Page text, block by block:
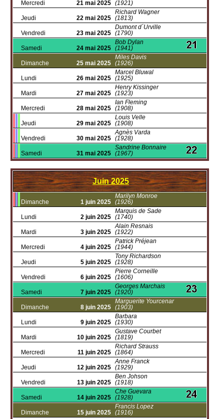
Mercredi 21 mai 2025 (1921)
Jeudi 22 mai 2025
Richard Wagner
(1813)
Vendredi 23 mai 2025
Dumont d´Urville
(1790)
Samedi 24 mai 2025
Bob Dylan
(1941)
Dimanche 25 mai 2025
Miles Davis
(1926)
Lundi 26 mai 2025
Marcel Bluwal
(1925)
Mardi 27 mai 2025
Henry Kissinger
(1923)
Mercredi 28 mai 2025
Ian Fleming
(1908)
Jeudi 29 mai 2025
Louis Velle
(1908)
Vendredi 30 mai 2025
Agnès Varda
(1928)
Samedi 31 mai 2025
Sandrine Bonnaire
(1967)
Juin 2025
Dimanche 1 juin 2025
Marilyn Monroe
(1926)
Lundi 2 juin 2025
Marquis de Sade
(1740)
Mardi 3 juin 2025
Alain Resnais
(1922)
Mercredi 4 juin 2025
Patrick Préjean
(1944)
Jeudi 5 juin 2025
Tony Richardson
(1928)
Vendredi 6 juin 2025
Pierre Corneille
(1606)
Samedi 7 juin 2025
Georges Marchais
(1920)
Dimanche 8 juin 2025
Marguerite Yourcenar
(1903)
Lundi 9 juin 2025
Barbara
(1930)
Mardi 10 juin 2025
Gustave Courbet
(1819)
Mercredi 11 juin 2025
Richard Strauss
(1864)
Jeudi 12 juin 2025
Anne Franck
(1929)
Vendredi 13 juin 2025
Ben Johson
(1918)
Samedi 14 juin 2025
Che Guevara
(1928)
Dimanche 15 juin 2025
Francis Lopez
(1916)